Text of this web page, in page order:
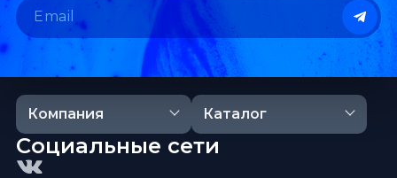
Компания Каталог
Социальные сети